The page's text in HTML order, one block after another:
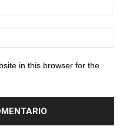
in this browser for the